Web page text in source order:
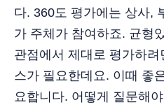
다. 360도 평가에는 상사,
가 주체가 참여하죠. 균형
관점에서 제대로 평가하려
스가 필요한데요. 이때 좋
요합니다. 어떻게 질문해